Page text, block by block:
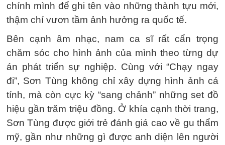
chính mình để ghi tên vào những thành tựu mới,
thậm chí vươn tầm ảnh hưởng ra quốc tế.
Bên cạnh âm nhạc, nam ca sĩ rất cẩn trọng
chăm sóc cho hình ảnh của mình theo từng dự
án phát triển sự nghiệp. Cùng với “Chạy ngay
đi”, Sơn Tùng không chỉ xây dựng hình ảnh cá
tính, mà còn cực kỳ “sang chảnh” những set đồ
hiệu gần trăm triệu đồng. Ở khía cạnh thời trang,
Sơn Tùng được giới trẻ đánh giá cao về gu thẩm
mỹ, gần như những gì được anh diện lên người